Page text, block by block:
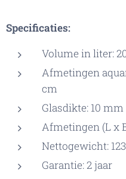
Specificaties:
Volume in liter:
Afmetingen
cm
Glasdikte: 10 mm
Afmetingen (L x
Nettogewicht:
Garantie: 2 jaar